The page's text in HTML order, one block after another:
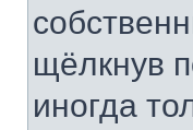
щёлкнув
иногда